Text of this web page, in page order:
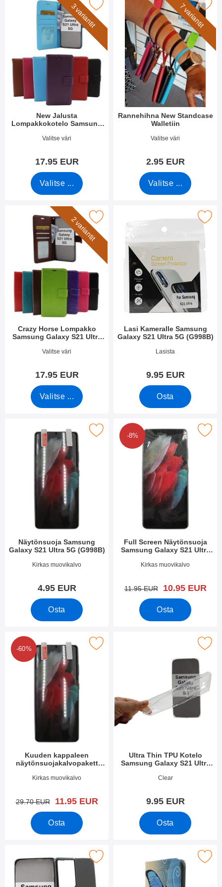
3 variantit
New Jalusta
Lompakkokotelo Samsung
Tuote.nro 39495
Valitse väri
17.95 EUR
Valitse ...
Lompakkokotelo Samsung Galaxy S21 Ultra 5G (G998B)
7 variantit
Rannehihna New Standcase
Walletiin
Tuote.nro 40789
Valitse väri
2.95 EUR
Valitse ...
Merkitse rannehihna New
2 variantit
Crazy Horse Lompakko
Samsung Galaxy S21 Ultra
Tuote.nro 39430
Valitse väri
17.95 EUR
Valitse ...
Lompakko Samsung Galaxy S21 Ultra 5G (G998B)
Lasi Kameralle Samsung
Galaxy S21 Ultra 5G (G998B)
Tuote.nro 42067
Lasista
9.95 EUR
Osta
Merkitse lasi Kameralle Samsung Galaxy
Näytönsuoja Samsung
Galaxy S21 Ultra 5G (G998B)
Tuote.nro 39420
Kirkas muovikalvo
4.95 EUR
Osta
Samsung Galaxy S21 Ultra 5G (G998B) suosikiksi
-8%
Full Screen Näytönsuoja
Samsung Galaxy S21 Ultra
Tuote.nro 42674
Kirkas muovikalvo
vanha hinta
11.95 EUR uusi hinta
10.95 EUR
Osta
Merkitse full Screen Näytönsuoja Samsung
-60%
Kuuden kappaleen
näytönsuojakalvopakett
5G (G998B)
Tuote.nro 39419
Kirkas muovikalvo
vanha hinta
29.70 EUR uusi hinta
11.95 EUR
Osta
näytönsuojakalvopakett Samsung Galaxy S21 Ultra 5G
Ultra Thin TPU Kotelo
Samsung Galaxy S21 Ultra
Tuote.nro 39429
Clear
9.95 EUR
Osta
Merkitse ultra Thin TPU Kotelo Samsung
muovikotelo Samsung Galaxy S21 Ultra 5G (G998B)
Merkitse kuviolompakko Samsung